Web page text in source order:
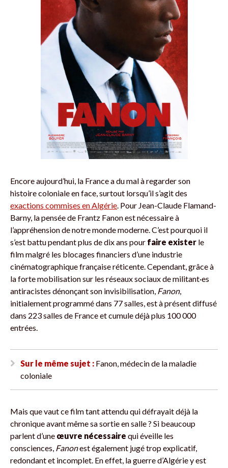
Encore aujourd’hui, la France a du mal à regarder son
histoire coloniale en face, surtout lorsqu’il s’agit des
exactions commises en Algérie . Pour Jean-Claude Flamand-
Barny, la pensée de Frantz Fanon est nécessaire à
l’appréhension de notre monde moderne. C’est pourquoi il
s’est battu pendant plus de dix ans pour faire exister le
film malgré les blocages financiers d’une industrie
cinématographique française réticente. Cependant, grâce à
la forte mobilisation sur les réseaux sociaux de militant·es
antiracistes dénonçant son invisibilisation, Fanon,
initialement programmé dans 77 salles, est à présent diffusé
dans 223 salles de France et cumule déjà plus 100 000
entrées.
Sur le même sujet : Fanon, médecin de la maladie
coloniale
Mais que vaut ce film tant attendu qui défrayait déjà la
chronique avant même sa sortie en salle ? Si beaucoup
parlent d’une œuvre nécessaire qui éveille les
consciences, Fanonest également jugé trop explicatif,
redondant et incomplet. En effet, la guerre d’Algérie y est